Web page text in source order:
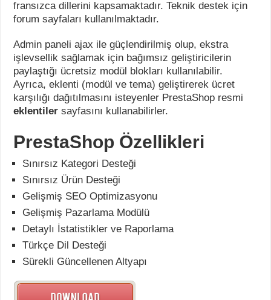
fransızca dillerini kapsamaktadır. Teknik destek için
forum sayfaları kullanılmaktadır.
Admin paneli ajax ile güçlendirilmiş olup, ekstra
işlevsellik sağlamak için bağımsız geliştiricilerin
paylaştığı ücretsiz modül blokları kullanılabilir.
Ayrıca, eklenti (modül ve tema) geliştirerek ücret
karşılığı dağıtılmasını isteyenler PrestaShop resmi
eklentiler sayfasını kullanabilirler.
PrestaShop Özellikleri
Sınırsız Kategori Desteği
Sınırsız Ürün Desteği
Gelişmiş SEO Optimizasyonu
Gelişmiş Pazarlama Modülü
Detaylı İstatistikler ve Raporlama
Türkçe Dil Desteği
Sürekli Güncellenen Altyapı